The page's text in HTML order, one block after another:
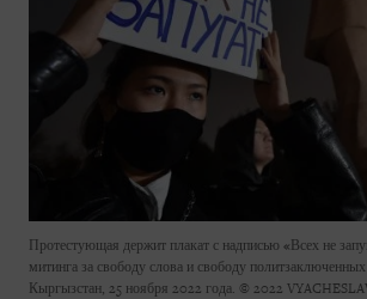
Протестующая держит плакат с надписью «Всех не
митинга за свободу слова и свободу
Кыргызстан, 25 ноября 2022 года. © 2022